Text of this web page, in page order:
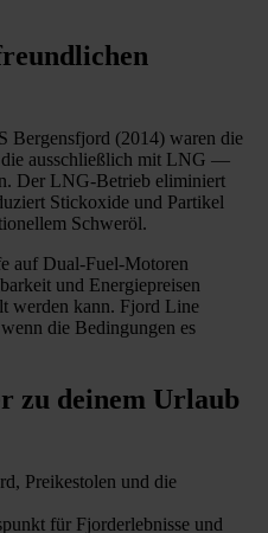
Bergensfjord (2014) waren die
ausschließlich mit LNG —
Der LNG-Betrieb eliminiert
Stickoxide und Partikel
Schweröl.
auf Dual-Fuel-Motoren
und Energiepreisen
werden kann. Fjord Line
die Bedingungen es
zu deinem Urlaub
Preikestolen und die
für Fjorderlebnisse und